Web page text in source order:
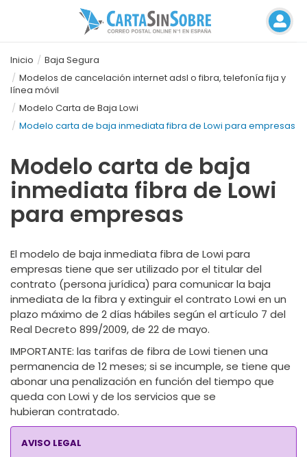
Inicio
Baja Segura
Modelos de cancelación internet adsl o fibra, telefonía fija y
línea móvil
Modelo Carta de Baja Lowi
Modelo carta de baja inmediata fibra de Lowi para empresas
Modelo carta de baja
inmediata fibra de Lowi
para empresas
El modelo de baja inmediata fibra de Lowi para
empresas tiene que ser utilizado por el titular del
contrato (persona jurídica) para comunicar la baja
inmediata de la fibra y extinguir el contrato Lowi en un
plazo máximo de 2 días hábiles según el artículo 7 del
Real Decreto 899/2009, de 22 de mayo.
IMPORTANTE: las tarifas de fibra de Lowi tienen una
permanencia de 12 meses; si se incumple, se tiene que
abonar una penalización en función del tiempo que
queda con Lowi y de los servicios que se
hubieran contratado.
AVISO LEGAL